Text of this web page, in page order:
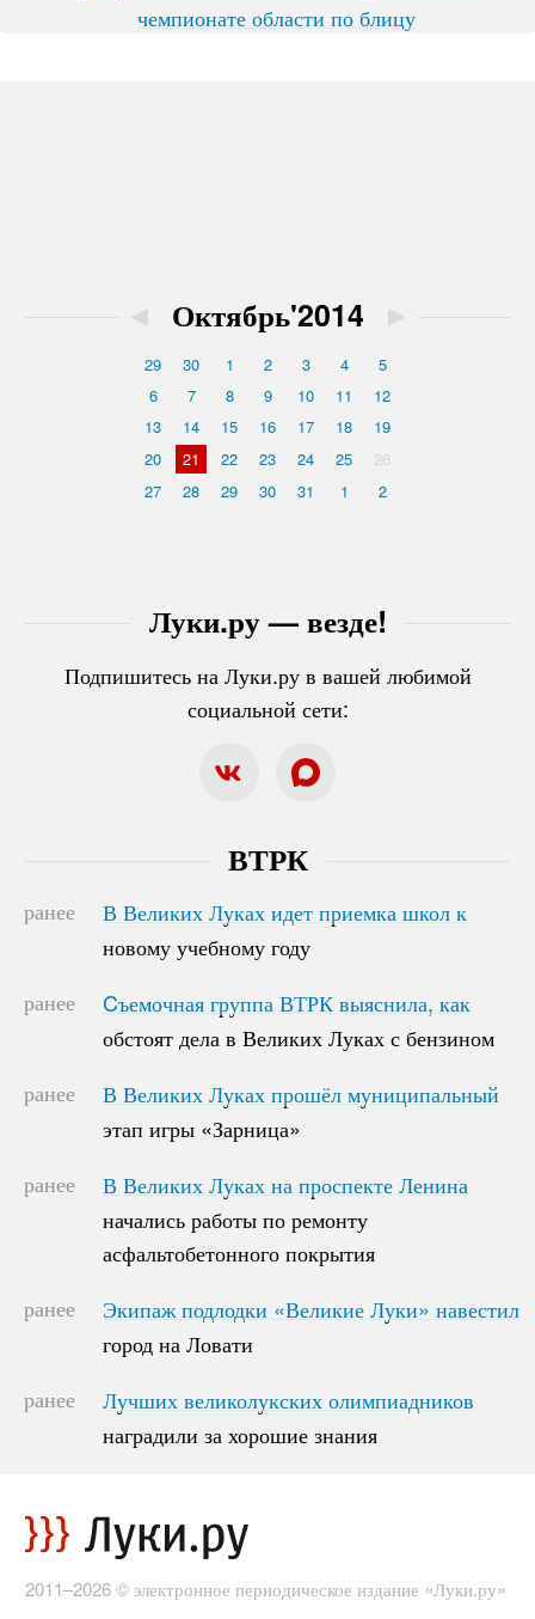
чемпионате области по блицу
Луки.ру — везде!
Подпишитесь на Луки.ру в вашей любимой
социальной сети:
◄ Октябрь'2014 ►
29 30 1 2 3 4
5
6
7 8 9 10 11
12
13
14 15 16 17 18
19
20
21 22 23 24 25
26
27
28 29 30 31 1 2
ВТРК
ранее
В Великих Луках идет приемка школ к
новому учебному году
В Великих Луках идет приемка школ к
новому учебному году
ранее
Cъемочная группа ВТРК выяснила, как
обстоят дела в Великих Луках с бензином
Cъемочная группа ВТРК выяснила, как
обстоят дела в Великих Луках с бензином
ранее
В Великих Луках прошёл муниципальный
этап игры «Зарница»
В Великих Луках прошёл муниципальный
этап игры «Зарница»
ранее
В Великих Луках на проспекте Ленина
начались работы по ремонту
асфальтобетонного покрытия
В Великих Луках на проспекте Ленина
начались работы по ремонту
асфальтобетонного покрытия
ранее
Экипаж подлодки «Великие Луки» навестил
город на Ловати
Экипаж подлодки «Великие Луки» навестил
город на Ловати
ранее
Лучших великолукских олимпиадников
наградили за хорошие знания
Лучших великолукских олимпиадников
наградили за хорошие знания
2011–2026 © электронное периодическое издание «Луки.ру»